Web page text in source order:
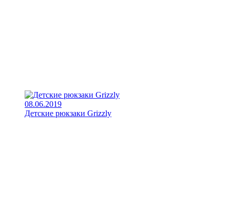
08.06.2019
Детские рюкзаки Grizzly